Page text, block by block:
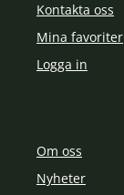
Kontakta oss
Mina favoriter
Logga in
Om oss
Nyheter